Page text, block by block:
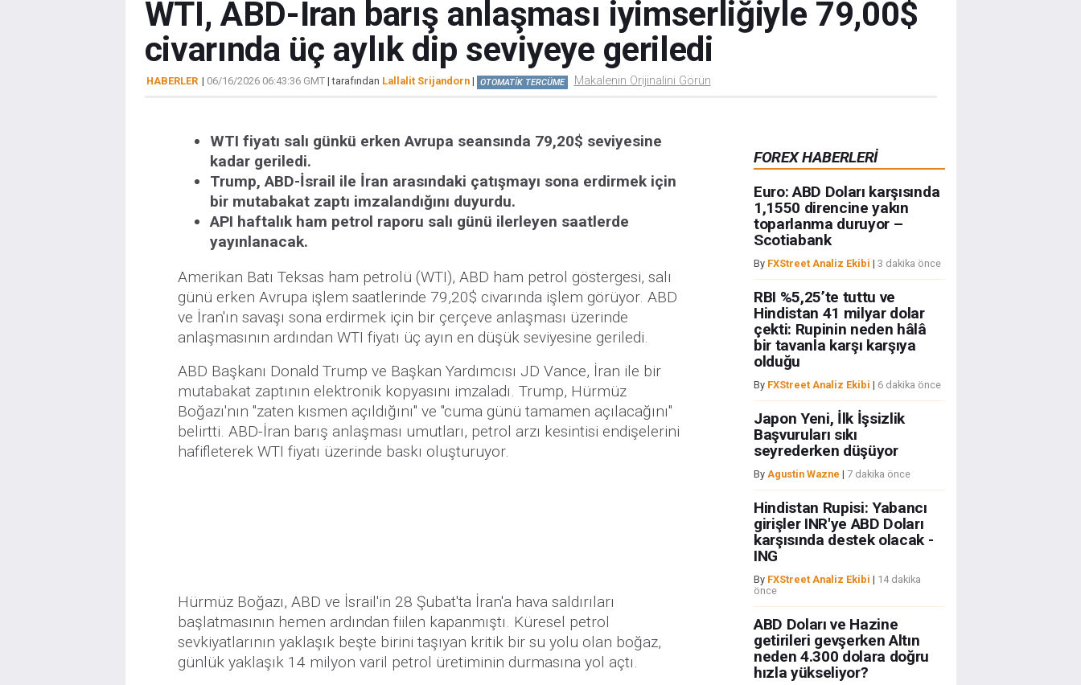
WTI, ABD-İran barış anlaşması iyimserliğiyle 79,00$
civarında üç aylık dip seviyeye geriledi
HABERLER | 06/16/2026 06:43:36 GMT| tarafından Lallalit Srijandorn| OTOMATİK TERCÜME Makalenin Orijinalini Görün
WTI fiyatı salı günkü erken Avrupa seansında 79,20$ seviyesine
kadar geriledi.
Trump, ABD-İsrail ile İran arasındaki çatışmayı sona erdirmek için
bir mutabakat zaptı imzalandığını duyurdu.
API haftalık ham petrol raporu salı günü ilerleyen saatlerde
yayınlanacak.
Amerikan Batı Teksas ham petrolü (WTI), ABD ham petrol göstergesi, salı
günü erken Avrupa işlem saatlerinde 79,20$ civarında işlem görüyor. ABD
ve İran'ın savaşı sona erdirmek için bir çerçeve anlaşması üzerinde
anlaşmasının ardından WTI fiyatı üç ayın en düşük seviyesine geriledi.
ABD Başkanı Donald Trump ve Başkan Yardımcısı JD Vance, İran ile bir
mutabakat zaptının elektronik kopyasını imzaladı. Trump, Hürmüz
Boğazı'nın "zaten kısmen açıldığını" ve "cuma günü tamamen açılacağını"
belirtti. ABD-İran barış anlaşması umutları, petrol arzı kesintisi endişelerini
hafifleterek WTI fiyatı üzerinde baskı oluşturuyor.
Hürmüz Boğazı, ABD ve İsrail'in 28 Şubat'ta İran'a hava saldırıları
başlatmasının hemen ardından fiilen kapanmıştı. Küresel petrol
sevkiyatlarının yaklaşık beşte birini taşıyan kritik bir su yolu olan boğaz,
günlük yaklaşık 14 milyon varil petrol üretiminin durmasına yol açtı.
FOREX HABERLERİ
Euro: ABD Doları karşısında
1,1550 direncine yakın
toparlanma duruyor –
Scotiabank
By FXStreet Analiz Ekibi | 3 dakika önce
RBI %5,25’te tuttu ve
Hindistan 41 milyar dolar
çekti: Rupinin neden hâlâ
bir tavanla karşı karşıya
olduğu
By FXStreet Analiz Ekibi | 6 dakika önce
Japon Yeni, İlk İşsizlik
Başvuruları sıkı
seyrederken düşüyor
By Agustin Wazne | 7 dakika önce
Hindistan Rupisi: Yabancı
girişler INR'ye ABD Doları
karşısında destek olacak -
ING
By FXStreet Analiz Ekibi | 14 dakika
önce
ABD Doları ve Hazine
getirileri gevşerken Altın
neden 4.300 dolara doğru
hızla yükseliyor?